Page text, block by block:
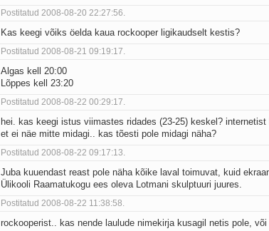
Postitatud 2008-08-20 22:27:56.
Kas keegi võiks öelda kaua rockooper ligikaudselt kestis?
Postitatud 2008-08-21 09:19:17.
Algas kell 20:00
Lõppes kell 23:20
Postitatud 2008-08-22 00:29:17.
hei. kas keegi istus viimastes ridades (23-25) keskel?
et ei näe mitte midagi.. kas tõesti pole midagi näha?
Postitatud 2008-08-22 09:17:13.
Juba kuuendast reast pole näha kõike laval toimuvat, kuid
Ülikooli Raamatukogu ees oleva Lotmani skulptuuri juures.
Postitatud 2008-08-22 11:38:58.
rockooperist.. kas nende laulude nimekirja kusagil netis pole,